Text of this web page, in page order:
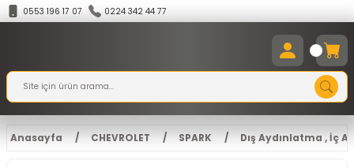
0553 196 17 07 0224 342 44 77
Anasayfa CHEVROLET SPARK Dış Aydınlatma , İç